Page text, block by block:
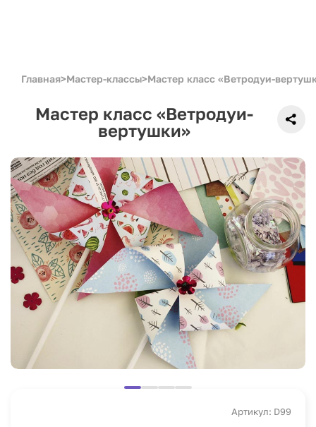
Главная>Мастер-классы>Мастер класс «Ветродуи-
Мастер класс «Ветродуи-
вертушки»
Артикул: D99